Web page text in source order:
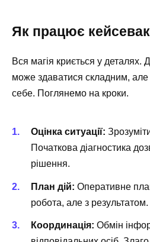
Як працює
Вся магія криється у деталях.
може здаватися складним, але
себе. Поглянемо на кроки.
Оцінка ситуації:
Початкова діагностика
рішення.
План дій: Оперативне
робота, але з результатом.
Координація: Обмін